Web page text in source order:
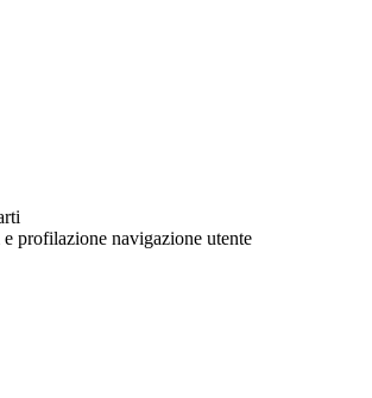
e profilazione navigazione utente